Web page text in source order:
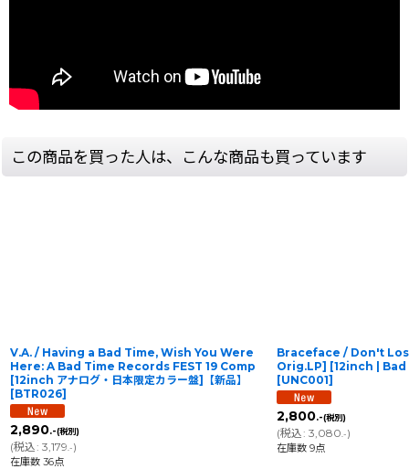
この商品を買った人は、こんな商品も買っています
V.A. / Having a Bad Time, Wish You Were
Here: A Bad Time Records FEST 19 Comp
[12inch アナログ・日本限定カラー盤]【新品】
[BTR026]
2,890.-(税別)
(税込: 3,179 .-)
在庫数 36点
Braceface / Don't
Orig.LP] [12inch | Bad
[UNC001]
2,800.-(税別)
(税込: 3,080 .-)
在庫数 9点